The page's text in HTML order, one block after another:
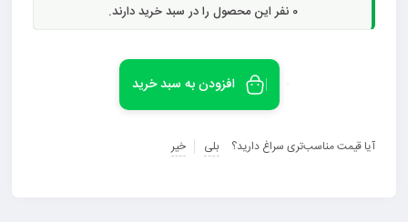
0 نفر این محصول را در سبد خرید دارند.
افزودن به سبد خرید
آیا قیمت مناسب‌تری سراغ دارید؟ بلی خیر